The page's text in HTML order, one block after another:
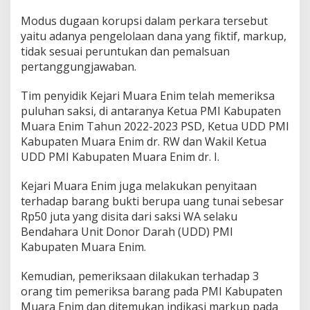
Modus dugaan korupsi dalam perkara tersebut
yaitu adanya pengelolaan dana yang fiktif, markup,
tidak sesuai peruntukan dan pemalsuan
pertanggungjawaban.
Tim penyidik Kejari Muara Enim telah memeriksa
puluhan saksi, di antaranya Ketua PMI Kabupaten
Muara Enim Tahun 2022-2023 PSD, Ketua UDD PMI
Kabupaten Muara Enim dr. RW dan Wakil Ketua
UDD PMI Kabupaten Muara Enim dr. I.
Kejari Muara Enim juga melakukan penyitaan
terhadap barang bukti berupa uang tunai sebesar
Rp50 juta yang disita dari saksi WA selaku
Bendahara Unit Donor Darah (UDD) PMI
Kabupaten Muara Enim.
Kemudian, pemeriksaan dilakukan terhadap 3
orang tim pemeriksa barang pada PMI Kabupaten
Muara Enim dan ditemukan indikasi markup pada